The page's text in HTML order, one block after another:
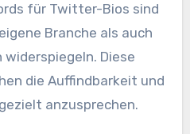
für Twitter-Bios sind
Branche als auch
Diese
die Auffindbarkeit und
anzusprechen.